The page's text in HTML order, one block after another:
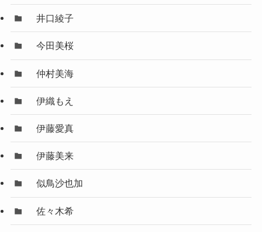
井口綾子
今田美桜
仲村美海
伊織もえ
伊藤愛真
伊藤美来
似鳥沙也加
佐々木希